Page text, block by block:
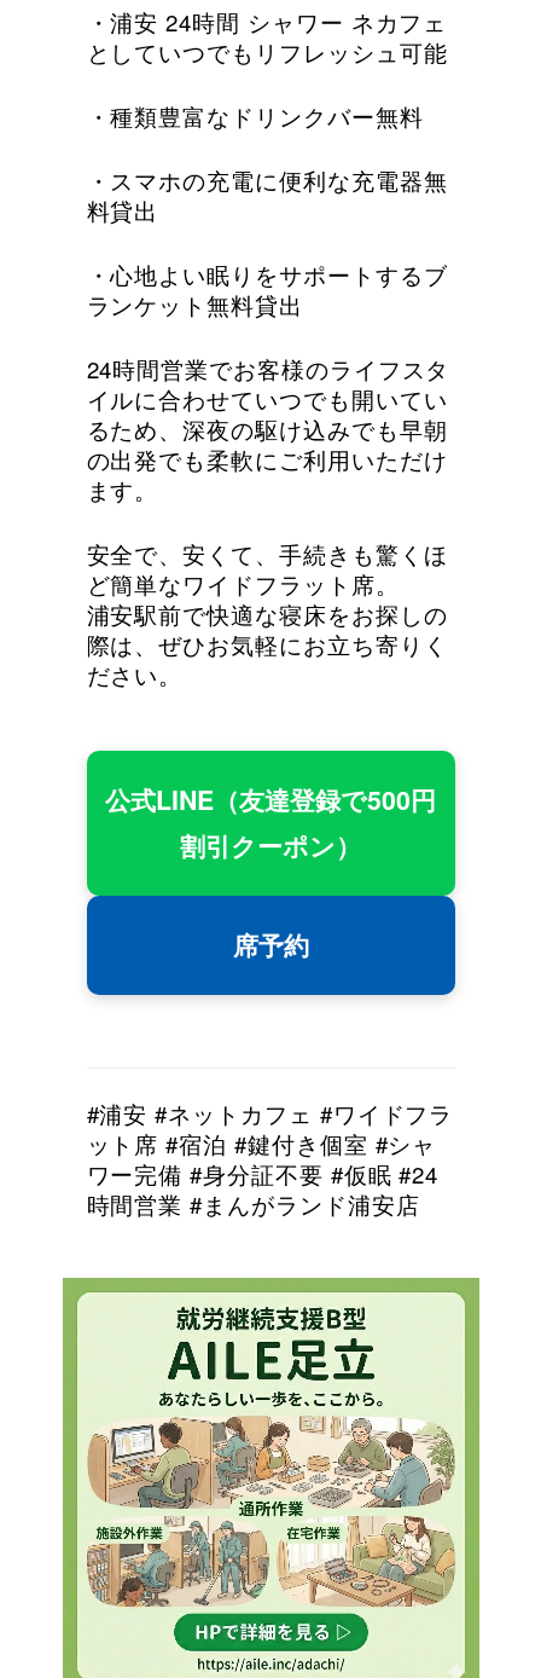
・浦安 24時間 シャワー ネカフェ
としていつでもリフレッシュ可能
・種類豊富なドリンクバー無料
・スマホの充電に便利な充電器無
料貸出
・心地よい眠りをサポートするブ
ランケット無料貸出
24時間営業でお客様のライフスタ
イルに合わせていつでも開いてい
るため、深夜の駆け込みでも早朝
の出発でも柔軟にご利用いただけ
ます。
安全で、安くて、手続きも驚くほ
ど簡単なワイドフラット席。
浦安駅前で快適な寝床をお探しの
際は、ぜひお気軽にお立ち寄りく
ださい。
公式LINE（友達登録で500円
割引クーポン）
席予約
#浦安 #ネットカフェ #ワイドフラ
ット席 #宿泊 #鍵付き個室 #シャ
ワー完備 #身分証不要 #仮眠 #24
時間営業 #まんがランド浦安店